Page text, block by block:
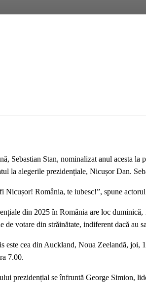
Sebastian Stan, nominalizat anul acesta la
la alegerile prezidențiale, Nicușor Dan.
Nicușor! România, te iubesc!”, spune
din 2025 în România are loc
de votare din străinătate, indiferent dacă au
este cea din Auckland, Noua Zeelandă,
7.00.
prezidențial se înfruntă George Simion,